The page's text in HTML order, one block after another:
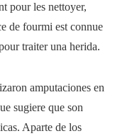
pour les nettoyer,
de fourmi est connue
traiter una herida.
amputaciones en
sugiere que son
Aparte de los